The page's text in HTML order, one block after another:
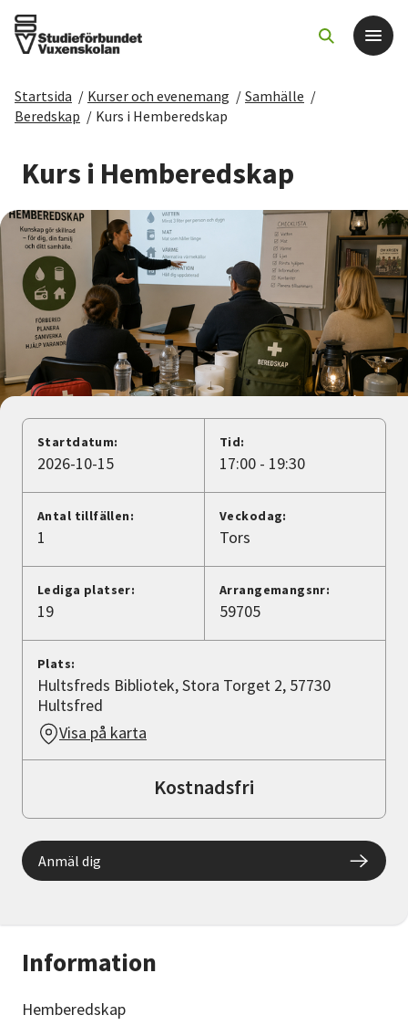
Det här gör vi
För dig som
Sök kurser och evenemang
Om SV
Starta studiecirkel
Cirkelledare
Nyheter
Avdelningar
Lyssna
Startsida / Kurser och evenemang / Samhälle /
Beredskap / Kurs i Hemberedskap
Kurs i Hemberedskap
Information
Hemberedskap
Startdatum:
2026-10-15
Tid:
17:00 - 19:30
Antal tillfällen:
1
Veckodag:
Tors
Lediga platser:
19
Arrangemangsnr:
59705
Plats:
Hultsfreds Bibliotek, Stora Torget 2, 57730
Hultsfred
Visa på karta
Kostnadsfri
Anmäl dig